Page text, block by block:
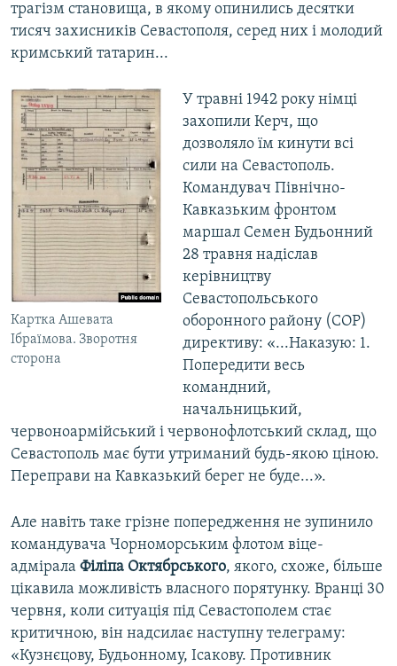
трагізм становища, в якому опинились десятки
тисяч захисників Севастополя, серед них і молодий
кримський татарин...
Картка Ашевата
Ібраїмова. Зворотня
сторона
У травні 1942 року німці
захопили Керч, що
дозволяло їм кинути всі
сили на Севастополь.
Командувач Північно-
Кавказьким фронтом
маршал Семен Будьонний
28 травня надіслав
керівництву
Севастопольського
оборонного району (СОР)
директиву: «...Наказую: 1.
Попередити весь
командний,
начальницький,
червоноармійський і червонофлотський склад, що
Севастополь має бути утриманий будь-якою ціною.
Переправи на Кавказький берег не буде...».
Але навіть таке грізне попередження не зупинило
командувача Чорноморським флотом віце-
адмірала Філіпа Октябрського, якого, схоже, більше
цікавила можливість власного порятунку. Вранці 30
червня, коли ситуація під Севастополем стає
критичною, він надсилає наступну телеграму:
«Кузнєцову, Будьонному, Ісакову. Противник